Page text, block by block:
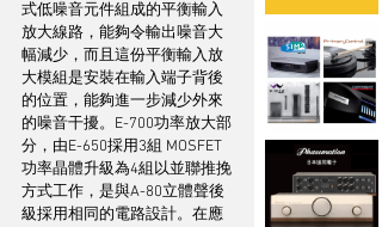
式低噪音元件組成的平衡輸入
放大線路，能夠令輸出噪音大
幅減少，而且這份平衡輸入放
大模組是安裝在輸入端子背後
的位置，能夠進一步減少外來
的噪音干擾。E-700功率放大部
分，由E-650採用3組 MOSFET
功率晶體升級為4組以並聯推挽
方式工作，是與A-80立體聲後
級採用相同的電路設計。在應